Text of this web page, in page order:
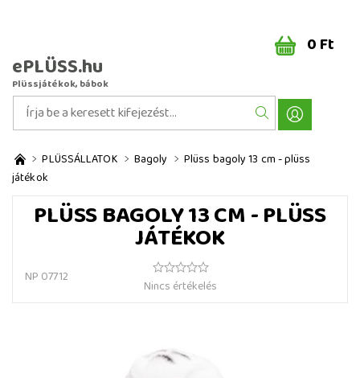
ePLÜSS.hu
Plüssjátékok, bábok
0 Ft
PLÜSSÁLLATOK Bagoly
Plüss bagoly 13 cm - plüss
játékok
PLÜSS BAGOLY 13 CM - PLÜSS
JÁTÉKOK
NP 07712
Nincs értékelés